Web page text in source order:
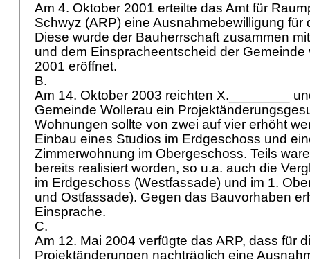
Am 4. Oktober 2001 erteilte das Amt für
Schwyz (ARP) eine Ausnahmebewilligung für
Diese wurde der Bauherrschaft zusammen
und dem Einspracheentscheid der Gemeinde
2001 eröffnet.
B.
Am 14. Oktober 2003 reichten X.________
Gemeinde Wollerau ein
Wohnungen sollte von zwei auf vier erhöht
Einbau eines Studios im Erdgeschoss und
Zimmerwohnung im Obergeschoss. Teils
bereits realisiert worden, so u.a. auch die
im Erdgeschoss (Westfassade) und im 1.
und Ostfassade). Gegen das Bauvorhaben
Einsprache.
C.
Am 12. Mai 2004 verfügte das ARP, dass für
Projektänderungen nachträglich eine